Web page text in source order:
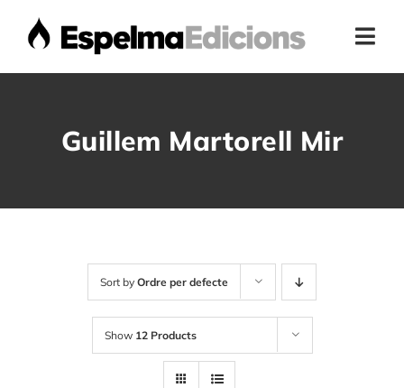
Autors
Actualitat
Guillem Martorell Mir
Sort by Ordre per defecte
Show 12 Products